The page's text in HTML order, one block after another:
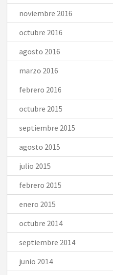
noviembre 2016
octubre 2016
agosto 2016
marzo 2016
febrero 2016
octubre 2015
septiembre 2015
agosto 2015
julio 2015
febrero 2015
enero 2015
octubre 2014
septiembre 2014
junio 2014